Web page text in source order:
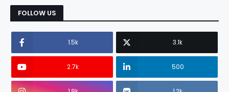
FOLLOW US
1.5k 3.1k
2.7k 500